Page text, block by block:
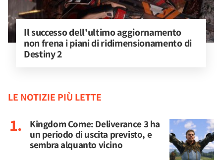
Il successo dell'ultimo aggiornamento
non frena i piani di ridimensionamento di
Destiny 2
LE NOTIZIE PIÙ LETTE
Kingdom Come: Deliverance 3 ha
un periodo di uscita previsto, e
sembra alquanto vicino